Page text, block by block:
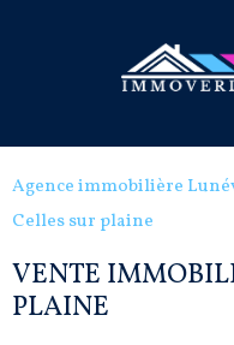
Agence immobilière
Celles sur plaine
VENTE
PLAINE